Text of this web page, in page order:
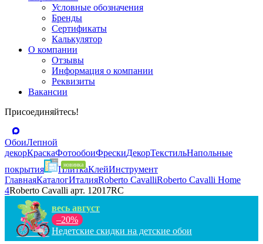
Условные обозначения
Бренды
Сертификаты
Калькулятор
О компании
Отзывы
Информация о компании
Реквизиты
Вакансии
Присоединяйтесь!
ОбоиЛепной
декорКраскаФотообоиФрескиДекорТекстильНапольные
покрытия
ПлиткаКлейИнструмент
ГлавнаяКаталогИталияRoberto CavalliRoberto Cavalli Home
4Roberto Cavalli арт. 12017RC
весь август
–20%
Недетские скидки на детские обои